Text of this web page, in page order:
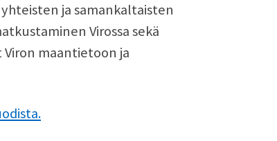
ja samankaltaisten
Virossa sekä
maantietoon ja